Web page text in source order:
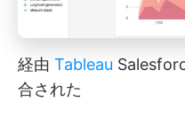
経由 Tableau
合された